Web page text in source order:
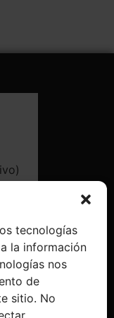
tecnologías
la información
nos
de
sitio. No